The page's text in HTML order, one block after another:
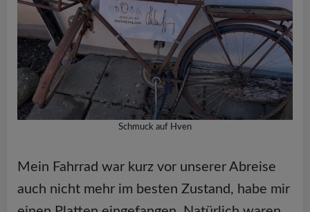
Schmuck auf Hven
Mein Fahrrad war kurz vor unserer Abreise
auch nicht mehr im besten Zustand, habe mir